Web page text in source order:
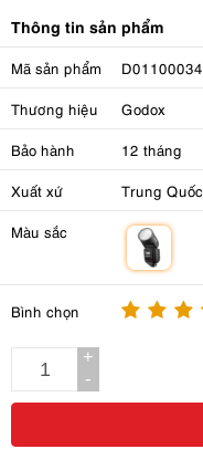
Thông tin sản phẩm
Mã sản phẩm D01100034
Thương hiệu Godox
Bảo hành 12 tháng
Xuất xứ Trung Quốc
Màu sắc
Bình chọn
+
-